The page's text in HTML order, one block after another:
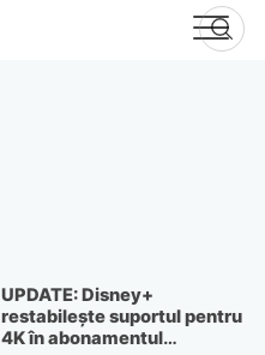
UPDATE: Disney+
restabilește suportul pentru
4K în abonamentul